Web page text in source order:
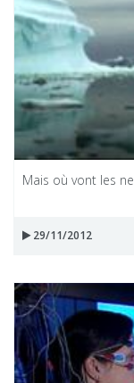
Mais où vont les
29/11/2012